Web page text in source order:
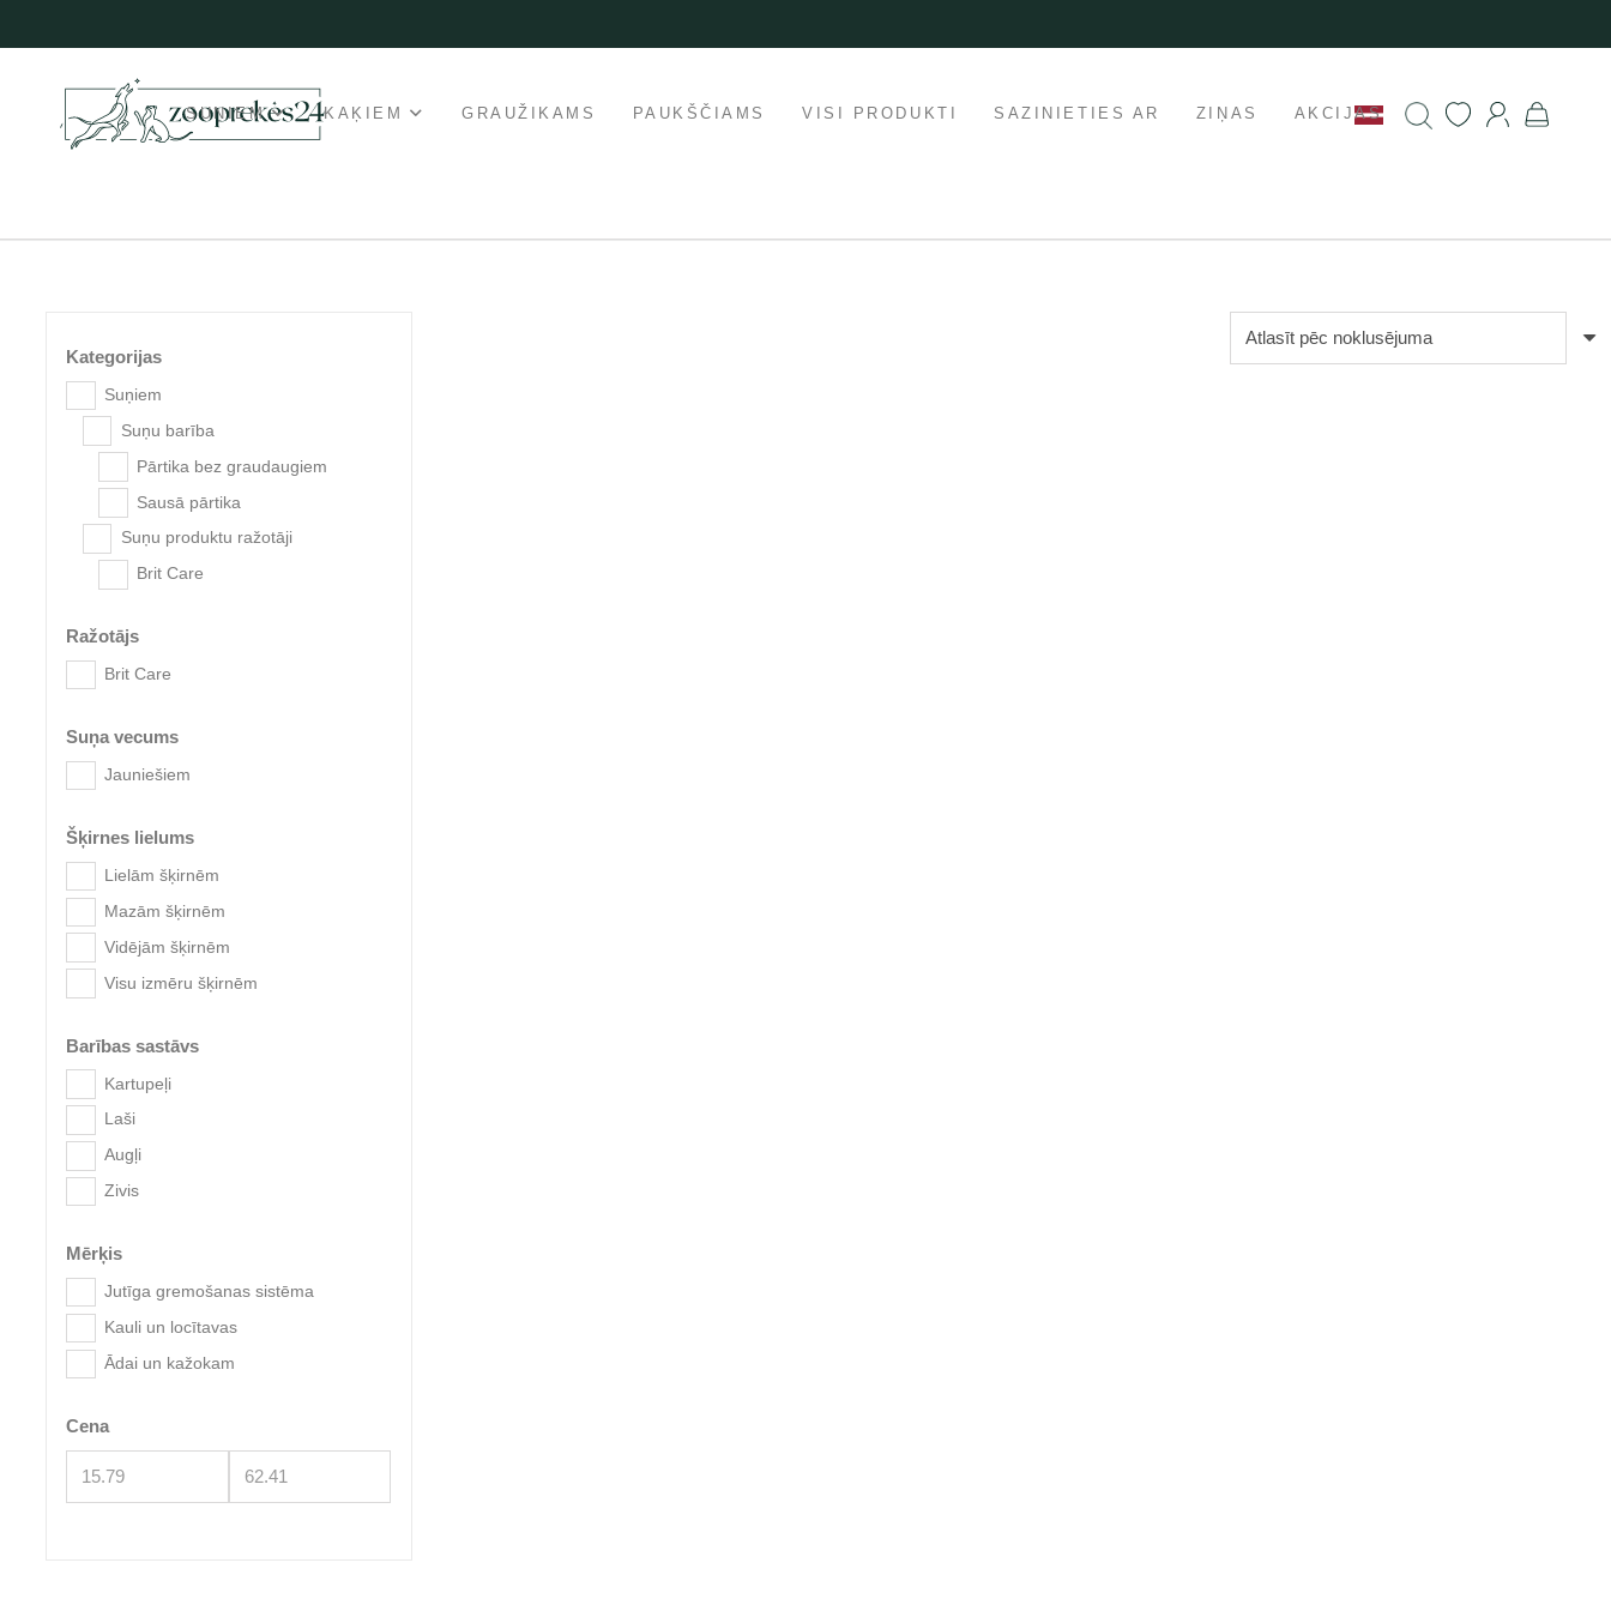
SUŅIEM KAĶIEM GRAUŽIKAMS PAUKŠČIAMS VISI PRODUKTI SAZINIETIES AR ZIŅAS AKCIJAS
Kategorijas
Suņiem
Suņu barība
Pārtika bez graudaugiem
Sausā pārtika
Suņu produktu ražotāji
Brit Care
Ražotājs
Brit Care
Suņa vecums
Jauniešiem
Šķirnes lielums
Lielām šķirnēm
Mazām šķirnēm
Vidējām šķirnēm
Visu izmēru šķirnēm
Barības sastāvs
Kartupeļi
Laši
Augļi
Zivis
Mērķis
Jutīga gremošanas sistēma
Kauli un locītavas
Ādai un kažokam
Cena